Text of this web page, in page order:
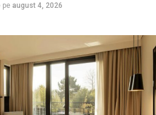
pe august 4, 2026